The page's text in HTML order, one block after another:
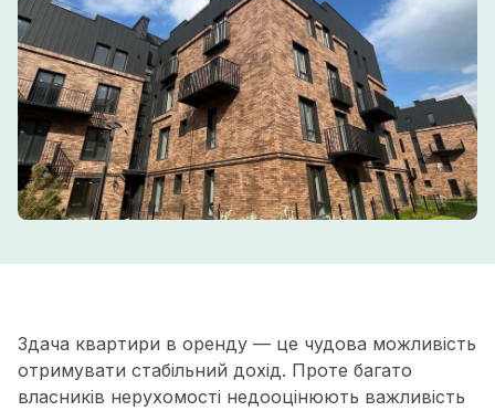
Здача квартири в оренду — це чудова можливість
отримувати стабільний дохід. Проте багато
власників нерухомості недооцінюють важливість